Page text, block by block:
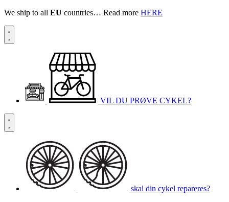
We ship to all EU countries… Read more HERE
VIL DU PRØVE CYKEL?
skal din cykel repareres?